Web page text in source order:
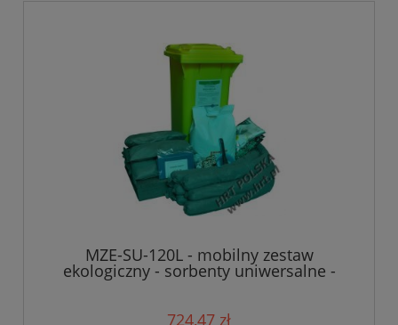
MZE-SU-120L - mobilny zestaw
ekologiczny - sorbenty uniwersalne -
724,47 zł